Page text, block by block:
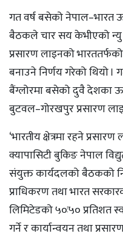
गत वर्ष बसेको नेपाल–भारत
बैठकले चार सय केभीएको
प्रसारण लाइनको
बनाउने निर्णय गरेको थियो
बैंग्लोरमा बसेको दुवै देशका
बुटवल–गोरखपुर प्रसारण
‘भारतीय क्षेत्रमा रहने
क्यापासिटी बुकिङ नेपाल
संयुक्त कार्यदलको बैठकको
प्राधिकरण तथा भारत
लिमिटेडको ५०ः५० प्रतिशत
गर्ने र कार्यान्वयन तथा